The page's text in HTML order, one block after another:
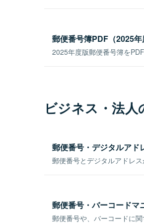
郵便番号簿PDF（2025年
2025年度版郵便番号簿を
ビジネス・法
郵便番号・デジタルアド
郵便番号とデジタルアドレ
郵便番号・バーコードマ
郵便番号や、バーコードに